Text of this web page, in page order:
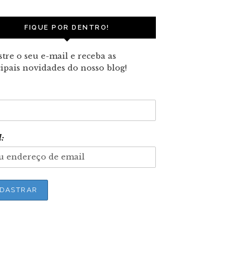
FIQUE POR DENTRO!
o seu e-mail e receba as
novidades do nosso blog!